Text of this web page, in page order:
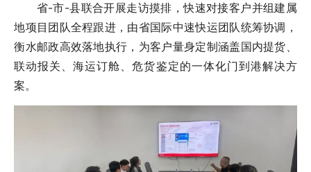
省-市-县联合开展走访摸排，快速对接客户并组建属
地项目团队全程跟进，由省国际中速快运团队统筹协调，
衡水邮政高效落地执行，为客户量身定制涵盖国内提货、
联动报关、海运订舱、危货鉴定的一体化门到港解决方
案。